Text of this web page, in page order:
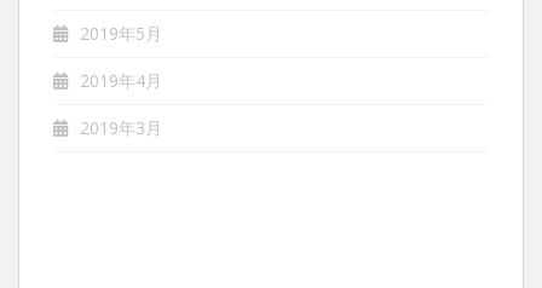
2019年5月
2019年4月
2019年3月